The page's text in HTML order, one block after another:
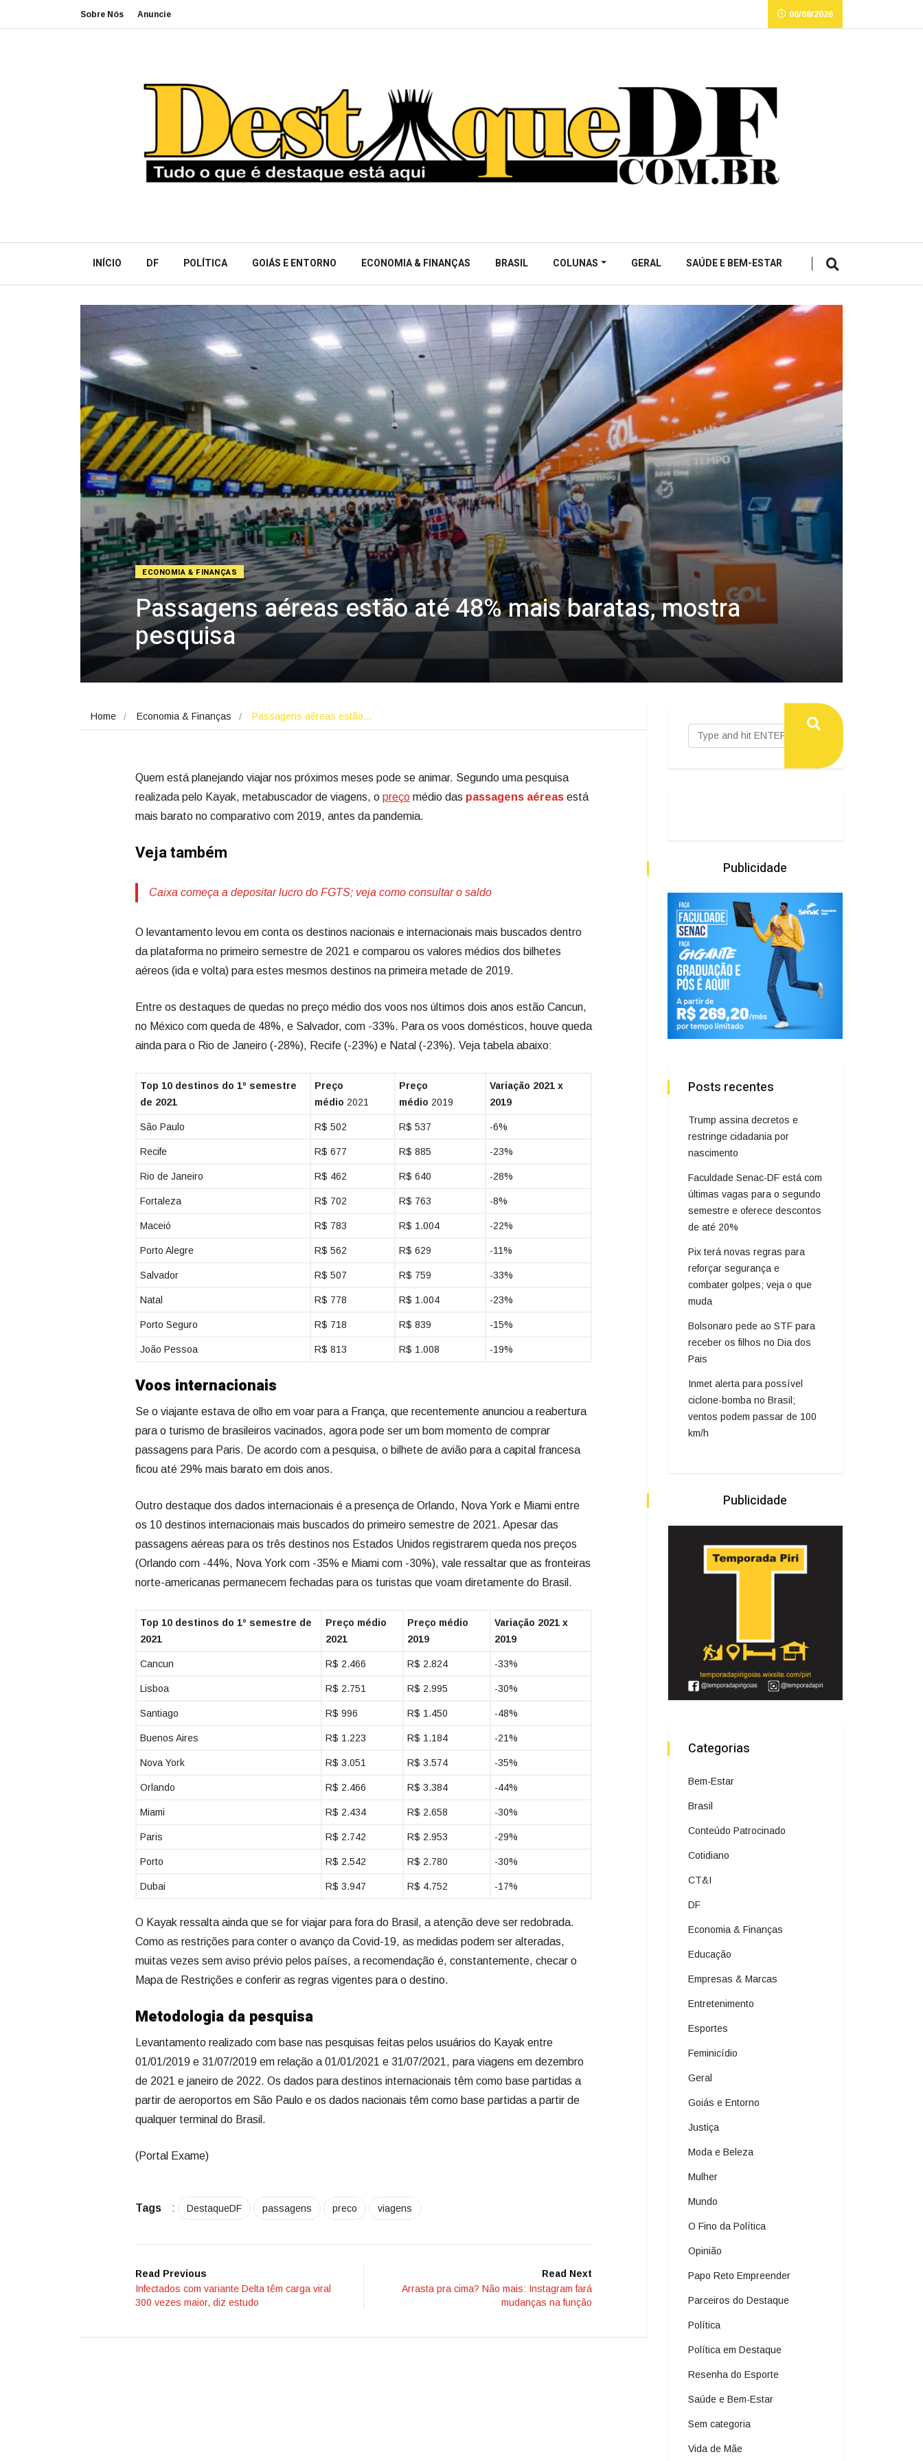
Sobre Nós Anuncie 06/08/2026
INÍCIO DF POLÍTICA GOIÁS E ENTORNO ECONOMIA & FINANÇAS BRASIL COLUNAS GERAL SAÚDE E BEM-ESTAR
ECONOMIA & FINANÇAS
Passagens aéreas estão até 48% mais baratas, mostra
pesquisa
Home Economia & Finanças Passagens aéreas estão…
Quem está planejando viajar nos próximos meses pode se animar. Segundo uma pesquisa
realizada pelo Kayak, metabuscador de viagens, o preço médio das passagens aéreas está
mais barato no comparativo com 2019, antes da pandemia.
Veja também
Caixa começa a depositar lucro do FGTS; veja como consultar o saldo
O levantamento levou em conta os destinos nacionais e internacionais mais buscados dentro
da plataforma no primeiro semestre de 2021 e comparou os valores médios dos bilhetes
aéreos (ida e volta) para estes mesmos destinos na primeira metade de 2019.
Entre os destaques de quedas no preço médio dos voos nos últimos dois anos estão Cancun,
no México com queda de 48%, e Salvador, com -33%. Para os voos domésticos, houve queda
ainda para o Rio de Janeiro (-28%), Recife (-23%) e Natal (-23%). Veja tabela abaixo:
Top 10 destinos do 1º semestre
de 2021
Preço
médio 2021
Preço
médio 2019
Variação 2021 x
2019
São Paulo R$ 502 R$ 537 -6%
Recife R$ 677 R$ 885 -23%
Rio de Janeiro R$ 462 R$ 640 -28%
Fortaleza R$ 702 R$ 763 -8%
Maceió R$ 783 R$ 1.004 -22%
Porto Alegre R$ 562 R$ 629 -11%
Salvador R$ 507 R$ 759 -33%
Natal R$ 778 R$ 1.004 -23%
Porto Seguro R$ 718 R$ 839 -15%
João Pessoa R$ 813 R$ 1.008 -19%
Voos internacionais
Se o viajante estava de olho em voar para a França, que recentemente anunciou a reabertura
para o turismo de brasileiros vacinados, agora pode ser um bom momento de comprar
passagens para Paris. De acordo com a pesquisa, o bilhete de avião para a capital francesa
ficou até 29% mais barato em dois anos.
Outro destaque dos dados internacionais é a presença de Orlando, Nova York e Miami entre
os 10 destinos internacionais mais buscados do primeiro semestre de 2021. Apesar das
passagens aéreas para os três destinos nos Estados Unidos registrarem queda nos preços
(Orlando com -44%, Nova York com -35% e Miami com -30%), vale ressaltar que as fronteiras
norte-americanas permanecem fechadas para os turistas que voam diretamente do Brasil.
Top 10 destinos do 1º semestre de
2021
Preço médio
2021
Preço médio
2019
Variação 2021 x
2019
Cancun R$ 2.466 R$ 2.824 -33%
Lisboa R$ 2.751 R$ 2.995 -30%
Santiago R$ 996 R$ 1.450 -48%
Buenos Aires R$ 1.223 R$ 1.184 -21%
Nova York R$ 3.051 R$ 3.574 -35%
Orlando R$ 2.466 R$ 3.384 -44%
Miami R$ 2.434 R$ 2.658 -30%
Paris R$ 2.742 R$ 2.953 -29%
Porto R$ 2.542 R$ 2.780 -30%
Dubai R$ 3.947 R$ 4.752 -17%
O Kayak ressalta ainda que se for viajar para fora do Brasil, a atenção deve ser redobrada.
Como as restrições para conter o avanço da Covid-19, as medidas podem ser alteradas,
muitas vezes sem aviso prévio pelos países, a recomendação é, constantemente, checar o
Mapa de Restrições e conferir as regras vigentes para o destino.
Metodologia da pesquisa
Levantamento realizado com base nas pesquisas feitas pelos usuários do Kayak entre
01/01/2019 e 31/07/2019 em relação a 01/01/2021 e 31/07/2021, para viagens em dezembro
de 2021 e janeiro de 2022. Os dados para destinos internacionais têm como base partidas a
partir de aeroportos em São Paulo e os dados nacionais têm como base partidas a partir de
qualquer terminal do Brasil.
(Portal Exame)
Tags : DestaqueDF passagens preco viagens
Read Previous
Infectados com variante Delta têm carga viral
300 vezes maior, diz estudo
Read Next
Arrasta pra cima? Não mais: Instagram fará
mudanças na função
Publicidade
Posts recentes
Trump assina decretos e
restringe cidadania por
nascimento
Faculdade Senac-DF está com
últimas vagas para o segundo
semestre e oferece descontos
de até 20%
Pix terá novas regras para
reforçar segurança e
combater golpes; veja o que
muda
Bolsonaro pede ao STF para
receber os filhos no Dia dos
Pais
Inmet alerta para possível
ciclone-bomba no Brasil;
ventos podem passar de 100
km/h
Publicidade
Categorias
Bem-Estar
Brasil
Conteúdo Patrocinado
Cotidiano
CT&I
DF
Economia & Finanças
Educação
Empresas & Marcas
Entretenimento
Esportes
Feminicídio
Geral
Goiás e Entorno
Justiça
Moda e Beleza
Mulher
Mundo
O Fino da Política
Opinião
Papo Reto Empreender
Parceiros do Destaque
Política
Política em Destaque
Resenha do Esporte
Saúde e Bem-Estar
Sem categoria
Vida de Mãe